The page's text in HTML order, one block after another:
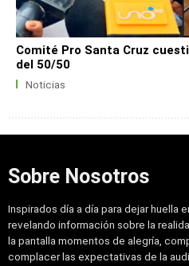
Comité Pro Santa Cruz
del 50/50
Noticias
Sobre Nosotros
Inspirados día a día para dejar huella
revelando información sobre la
la pantalla momentos de alegría,
complacer las expectativas de la